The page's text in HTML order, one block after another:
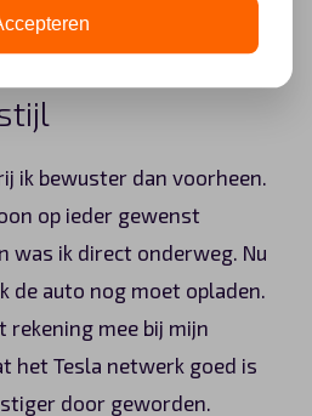
ik bewuster dan voorheen.
op ieder gewenst
was ik direct onderweg. Nu
de auto nog moet opladen.
rekening mee bij mijn
het Tesla netwerk goed is
door geworden.